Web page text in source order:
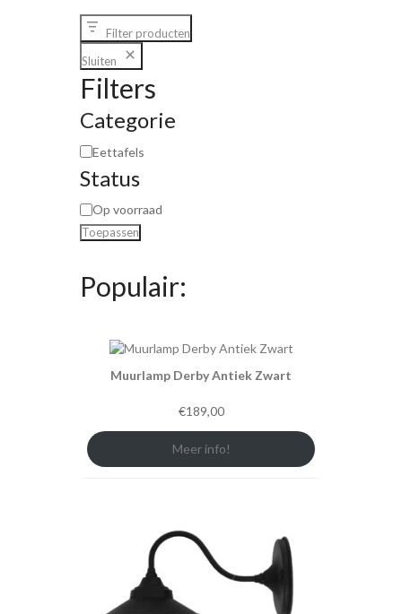
Filter producten
Sluiten
Filters
Categorie
Eettafels
Status
Op voorraad
Toepassen
Populair:
Muurlamp Derby Antiek Zwart
€189,00
Meer info!